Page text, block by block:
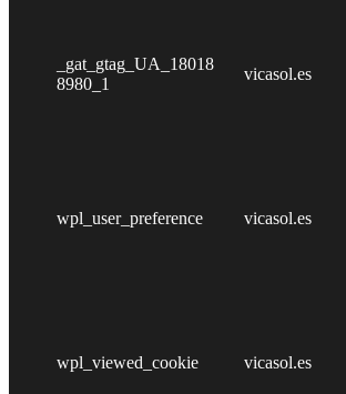
_gat_gtag_UA_18018
8980_1
vicasol.es
wpl_user_preference vicasol.es
wpl_viewed_cookie vicasol.es